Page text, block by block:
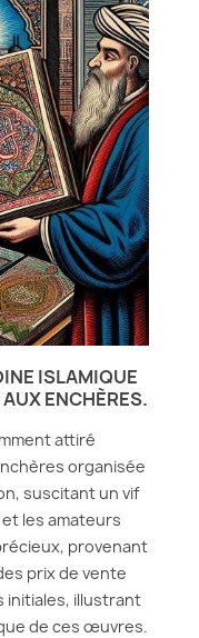
ISLAMIQUE
ENCHÈRES.
attiré
organisée
suscitant un vif
les amateurs
provenant
prix de vente
initiales, illustrant
de ces œuvres.